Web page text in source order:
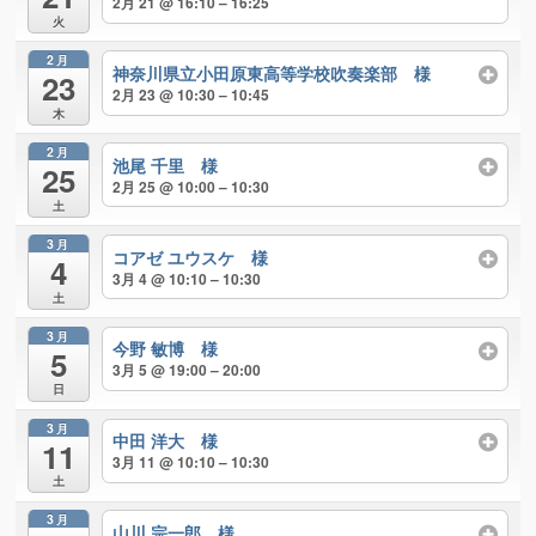
火
2月
23
木
神奈川県立小田原東高等学校吹奏楽部 様
2月 23 @ 10:30 – 10:45
2月
25
土
池尾 千里 様
2月 25 @ 10:00 – 10:30
3月
4
土
コアゼ ユウスケ 様
3月 4 @ 10:10 – 10:30
3月
5
日
今野 敏博 様
3月 5 @ 19:00 – 20:00
3月
11
土
中田 洋大 様
3月 11 @ 10:10 – 10:30
3月